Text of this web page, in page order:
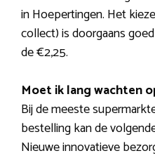
in Hoepertingen. Het
collect) is doorgaans
de €2,25.
Moet ik lang wachten
Bij de meeste
bestelling kan de
Nieuwe innovatieve